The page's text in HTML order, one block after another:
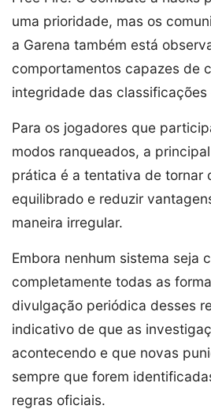
uma prioridade, mas os
a Garena também está
comportamentos capazes de
integridade das
Para os jogadores que
modos ranqueados, a
prática é a tentativa de tornar
equilibrado e reduzir
maneira irregular.
Embora nenhum sistema seja
completamente todas as
divulgação periódica desses
indicativo de que as
acontecendo e que novas
sempre que forem
regras oficiais.